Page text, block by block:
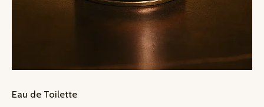
Eau de Toilette